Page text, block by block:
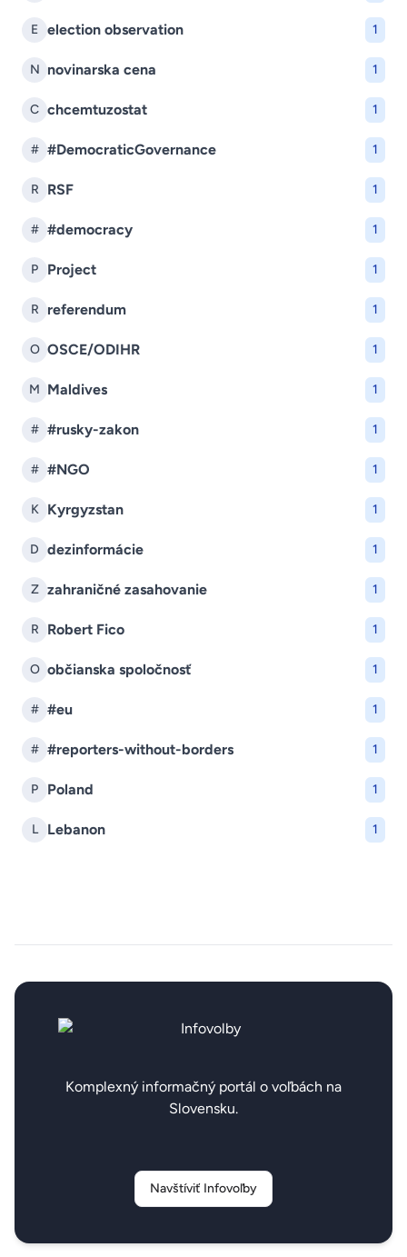
E election observation 1
N novinarska cena 1
C chcemtuzostat 1
# #DemocraticGovernance 1
R RSF 1
# #democracy 1
P Project 1
R referendum 1
O OSCE/ODIHR 1
M Maldives 1
# #rusky-zakon 1
# #NGO 1
K Kyrgyzstan 1
D dezinformácie 1
Z zahraničné zasahovanie 1
R Robert Fico 1
O občianska spoločnosť 1
# #eu 1
# #reporters-without-borders 1
P Poland 1
L Lebanon 1
Komplexný informačný portál o voľbách na
Slovensku.
Navštíviť Infovoľby